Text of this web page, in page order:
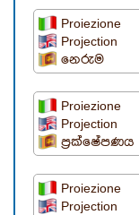
Proiezione
Projection
නෙරුම
Proiezione
Projection
ප්‍රක්ෂේපණය
Proiezione
Projection